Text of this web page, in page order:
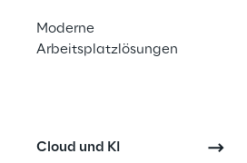
Moderne
Arbeitsplatzlösungen
Cloud und KI